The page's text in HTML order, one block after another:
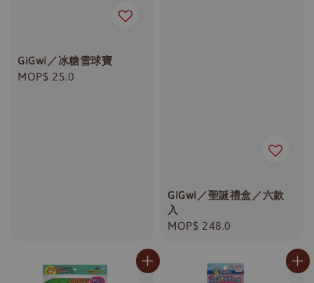
GiGwi／冰糖雪球寶
Regular
MOP$ 25.0
GiGwi／聖誕禮盒／六款
入
Regular
MOP$ 248.0